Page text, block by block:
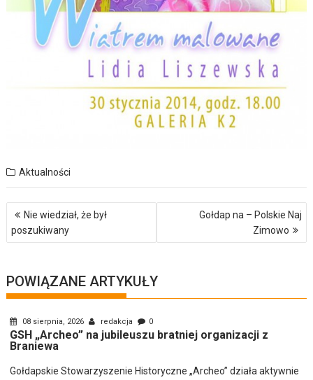
Aktualności
Nawigacja
wpisu
Nie wiedział, że był
poszukiwany
Gołdap na – Polskie Naj
Zimowo
POWIĄZANE ARTYKUŁY
08 sierpnia, 2026 redakcja 0
GSH „Archeo” na jubileuszu bratniej organizacji z
Braniewa
Gołdapskie Stowarzyszenie Historyczne „Archeo” działa aktywnie